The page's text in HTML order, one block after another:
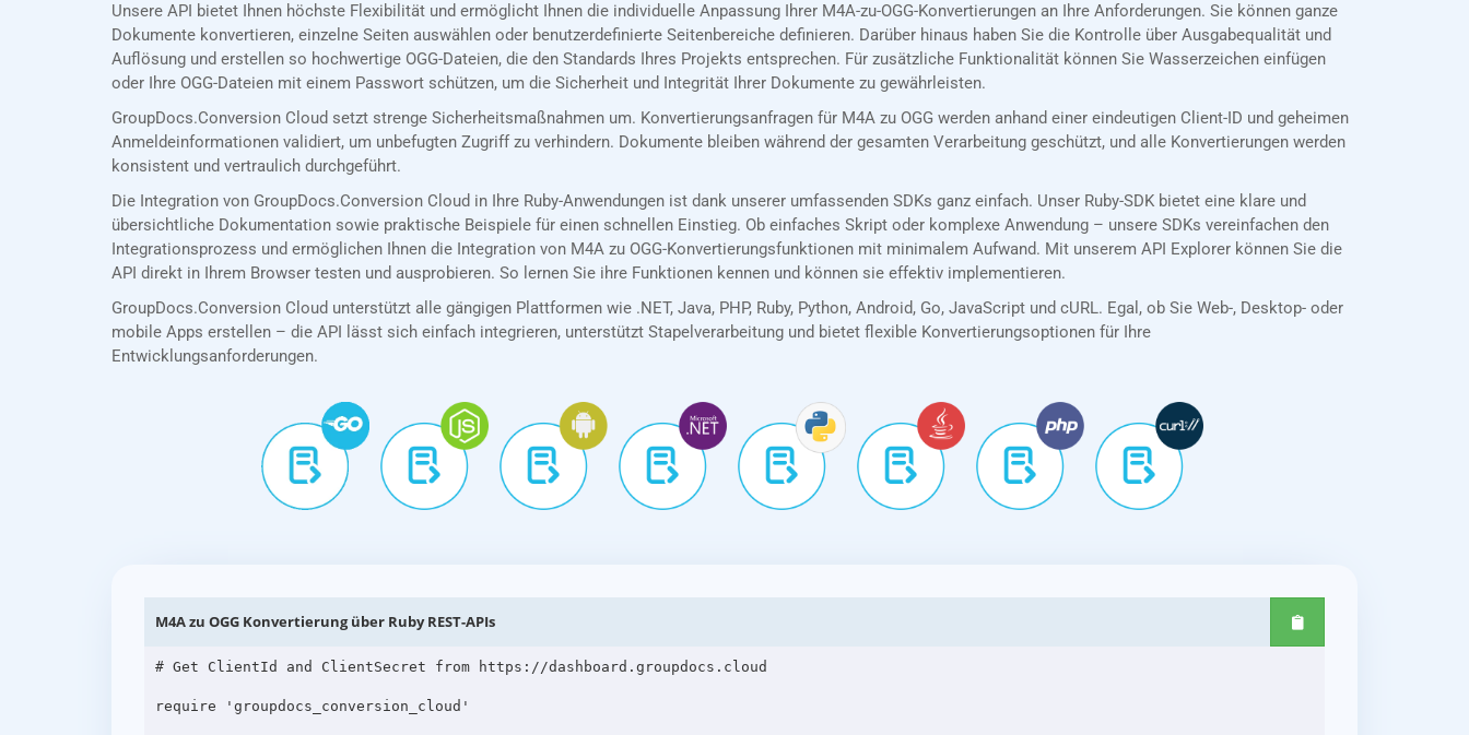
Unsere API bietet Ihnen höchste Flexibilität und ermöglicht Ihnen die individuelle Anpassung Ihrer M4A-zu-OGG-Konvertierungen an Ihre Anforderungen. Sie können ganze
Dokumente konvertieren, einzelne Seiten auswählen oder benutzerdefinierte Seitenbereiche definieren. Darüber hinaus haben Sie die Kontrolle über Ausgabequalität und
Auflösung und erstellen so hochwertige OGG-Dateien, die den Standards Ihres Projekts entsprechen. Für zusätzliche Funktionalität können Sie Wasserzeichen einfügen
oder Ihre OGG-Dateien mit einem Passwort schützen, um die Sicherheit und Integrität Ihrer Dokumente zu gewährleisten.
GroupDocs.Conversion Cloud setzt strenge Sicherheitsmaßnahmen um. Konvertierungsanfragen für M4A zu OGG werden anhand einer eindeutigen Client-ID und geheimen
Anmeldeinformationen validiert, um unbefugten Zugriff zu verhindern. Dokumente bleiben während der gesamten Verarbeitung geschützt, und alle Konvertierungen werden
konsistent und vertraulich durchgeführt.
Die Integration von GroupDocs.Conversion Cloud in Ihre Ruby-Anwendungen ist dank unserer umfassenden SDKs ganz einfach. Unser Ruby-SDK bietet eine klare und
übersichtliche Dokumentation sowie praktische Beispiele für einen schnellen Einstieg. Ob einfaches Skript oder komplexe Anwendung – unsere SDKs vereinfachen den
Integrationsprozess und ermöglichen Ihnen die Integration von M4A zu OGG-Konvertierungsfunktionen mit minimalem Aufwand. Mit unserem API Explorer können Sie die
API direkt in Ihrem Browser testen und ausprobieren. So lernen Sie ihre Funktionen kennen und können sie effektiv implementieren.
GroupDocs.Conversion Cloud unterstützt alle gängigen Plattformen wie .NET, Java, PHP, Ruby, Python, Android, Go, JavaScript und cURL. Egal, ob Sie Web-, Desktop- oder
mobile Apps erstellen – die API lässt sich einfach integrieren, unterstützt Stapelverarbeitung und bietet flexible Konvertierungsoptionen für Ihre
Entwicklungsanforderungen.
M4A zu OGG Konvertierung über Ruby REST-APIs
# Get ClientId and ClientSecret from https://dashboard.groupdocs.cloud
require 'groupdocs_conversion_cloud'